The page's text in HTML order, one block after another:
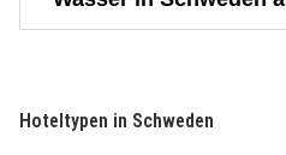
Hoteltypen in Schweden